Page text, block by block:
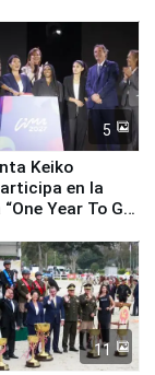
para
5
Keiko
en la
Year To Go
11